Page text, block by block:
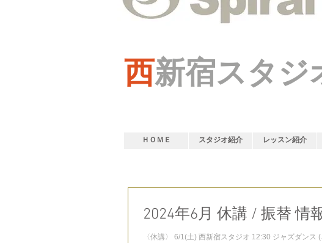
西新宿スタジ
ＨＯＭＥ スタジオ紹介 レッスン紹介
2024年6月 休講 / 振替 情
〈休講〉 6/1(土) 西新宿スタジオ 12:30 ジャズダン